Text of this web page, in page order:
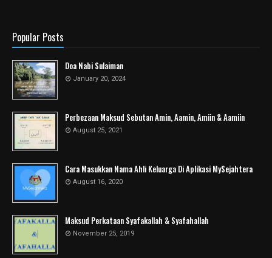
Popular Posts
Doa Nabi Sulaiman
January 20, 2024
Perbezaan Maksud Sebutan Amin, Aamin, Amiin & Aamiin
August 25, 2021
Cara Masukkan Nama Ahli Keluarga Di Aplikasi MySejahtera
August 16, 2020
Maksud Perkataan Syafakallah & Syafahallah
November 25, 2019